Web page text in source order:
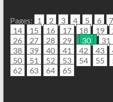
Pages: 1 2 3 4 5 6 7
14
15 16 17 18 19
26
27 28 29 30 31
38
39 40 41 42 43
50
51 52 53 54 55
62
63 64 65